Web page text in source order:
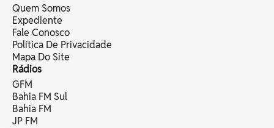
Quem Somos
Expediente
Fale Conosco
Política De Privacidade
Mapa Do Site
Rádios
GFM
Bahia FM Sul
Bahia FM
JP FM